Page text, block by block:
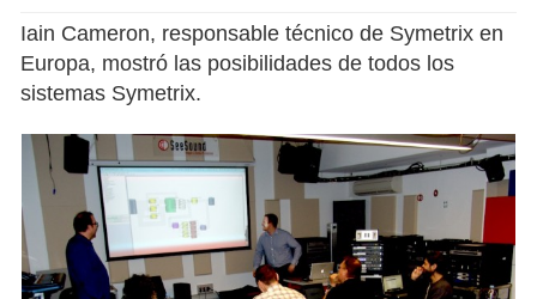
Iain Cameron, responsable técnico de Symetrix en
Europa, mostró las posibilidades de todos los
sistemas Symetrix.